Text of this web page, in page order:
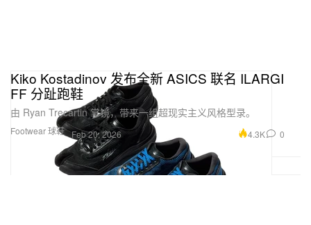
Footwear 球鞋
Kiko Kostadinov 发布全新 ASICS 联名 ILARGI
FF 分趾跑鞋
由 Ryan Trecartin 掌镜，带来一组超现实主义风格型录。
Feb 20, 2026 4.3K 0